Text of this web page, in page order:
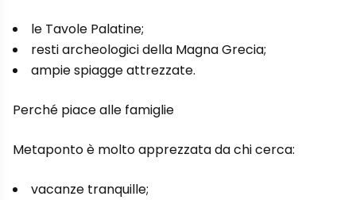
le Tavole Palatine;
resti archeologici della Magna Grecia;
ampie spiagge attrezzate.
Perché piace alle famiglie
Metaponto è molto apprezzata da chi cerca:
vacanze tranquille;